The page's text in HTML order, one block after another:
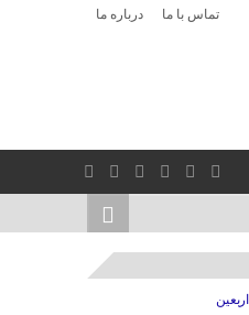
تماس با ما درباره ما